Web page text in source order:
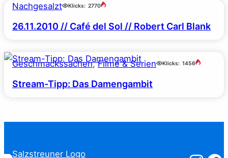
Nachgesalzt Klicks: 2770
26.11.2010 // Café del Sol // Robert Carl Blank
Geschmackssachen, Filme & Serien Klicks: 1456
Stream-Tipp: Das Damengambit